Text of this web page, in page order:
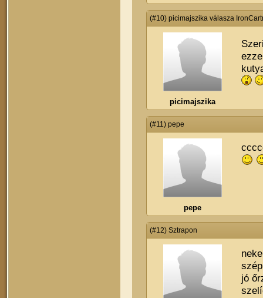
(#10) picimajszika válasza
picimajszika
(#11) pepe
pepe
(#12) Sztrapon
jó